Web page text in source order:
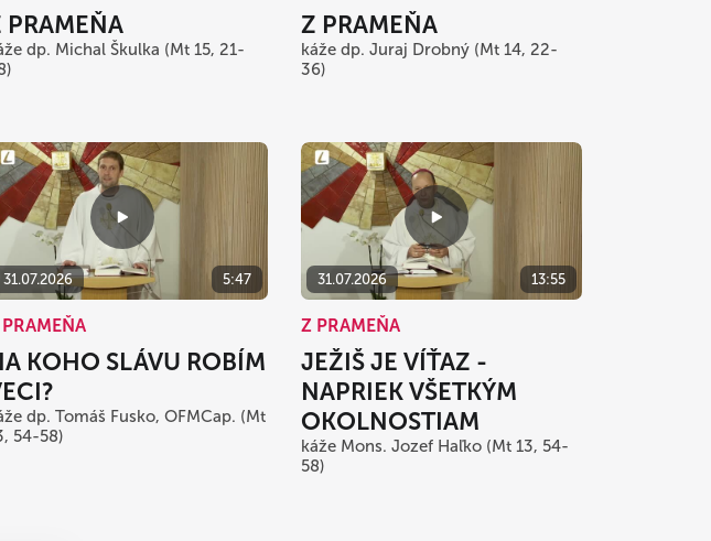
PRAMEŇA
dp. Michal Škulka (Mt 15, 21-
Z PRAMEŇA
káže dp. Juraj Drobný (Mt 14, 22-
36)
31.07.2026 5:47
KOHO SLÁVU ROBÍM
dp. Tomáš Fusko, OFMCap. (Mt
54-58)
31.07.2026 13:55
Z PRAMEŇA
JEŽIŠ JE VÍŤAZ -
NAPRIEK VŠETKÝM
OKOLNOSTIAM
káže Mons. Jozef Haľko (Mt 13, 54-
58)